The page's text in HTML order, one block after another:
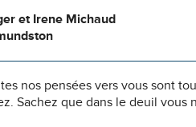
et Irene Michaud
nos pensées vers vous sont
Sachez que dans le deuil vous